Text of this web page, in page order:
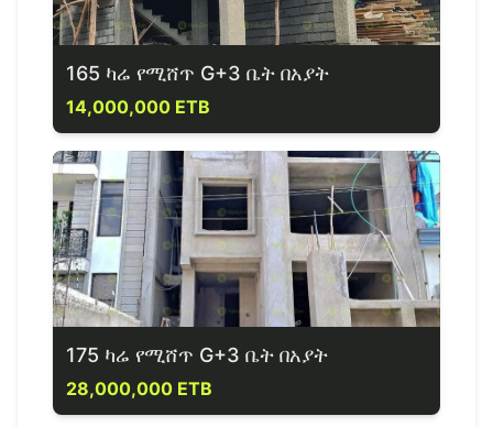
165 ካሬ የሚሸጥ G+3 ቤት በአያት
14,000,000 ETB
175 ካሬ የሚሸጥ G+3 ቤት በአያት
28,000,000 ETB